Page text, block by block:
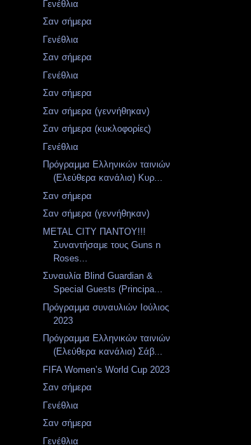
Γενέθλια
Σαν σήμερα
Γενέθλια
Σαν σήμερα
Γενέθλια
Σαν σήμερα
Σαν σήμερα (γεννήθηκαν)
Σαν σήμερα (κυκλοφορίες)
Γενέθλια
Πρόγραμμα Ελληνικών ταινιών
(Ελεύθερα κανάλια) Κυρ...
Σαν σήμερα
Σαν σήμερα (γεννήθηκαν)
METAL CITY ΠΑΝΤΟΥ!!!
Συναντήσαμε τους Guns n
Roses...
Συναυλία Blind Guardian &
Special Guests (Principa...
Πρόγραμμα συναυλιών Ιούλιος
2023
Πρόγραμμα Ελληνικών ταινιών
(Ελεύθερα κανάλια) Σάβ...
FIFA Women’s World Cup 2023
Σαν σήμερα
Γενέθλια
Σαν σήμερα
Γενέθλια